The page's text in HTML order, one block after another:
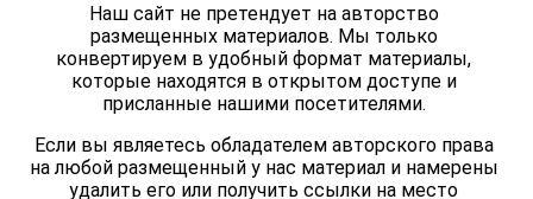
Наш сайт не претендует на авторство
размещенных материалов. Мы только
конвертируем в удобный формат материалы,
которые находятся в открытом доступе и
присланные нашими посетителями.
Если вы являетесь обладателем авторского права
на любой размещенный у нас материал и намерены
удалить его или получить ссылки на место